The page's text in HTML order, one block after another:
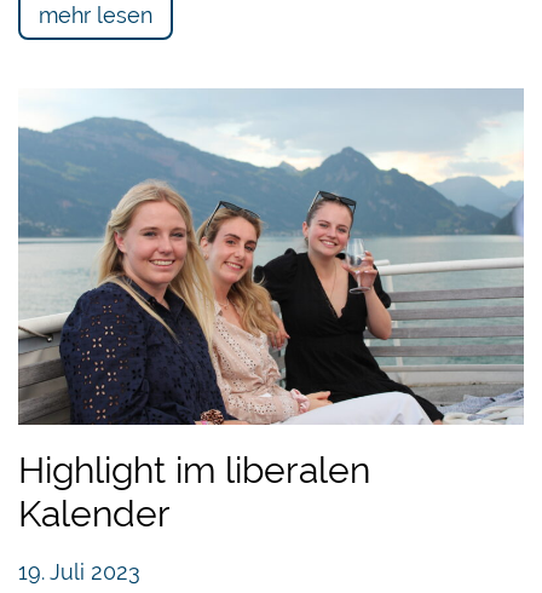
mehr lesen
Highlight im liberalen
Kalender
19. Juli 2023